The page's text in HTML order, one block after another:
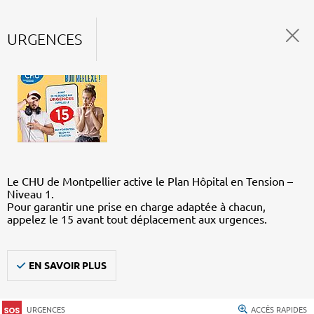
URGENCES
Le CHU de Montpellier active le Plan Hôpital en Tension –
Niveau 1.
Pour garantir une prise en charge adaptée à chacun,
appelez le 15 avant tout déplacement aux urgences.
EN SAVOIR PLUS
URGENCES ACCÈS RAPIDES